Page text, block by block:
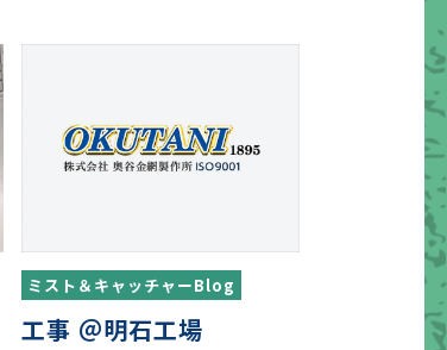
ミスト＆キャッチャーBlog
工事 ＠明石工場